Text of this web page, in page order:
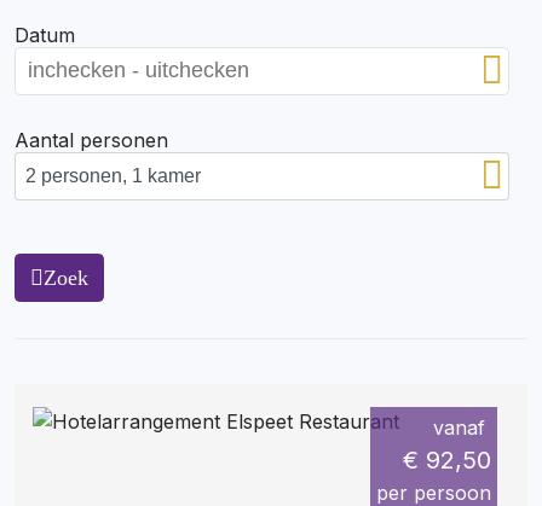
Datum
Aantal personen
Zoek
vanaf
€ 92,50
per persoon